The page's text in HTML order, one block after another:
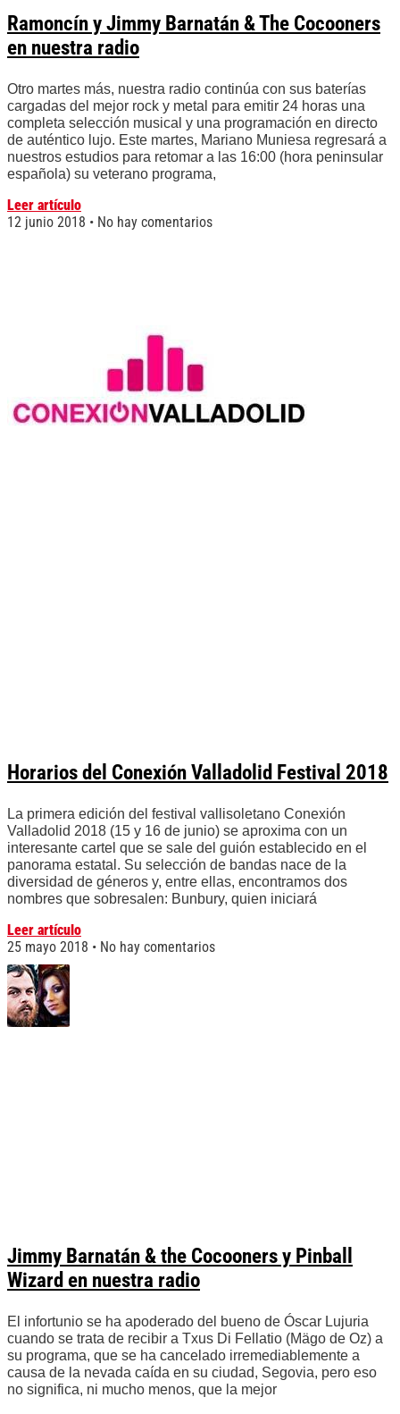
Ramoncín y Jimmy Barnatán & The Cocooners
en nuestra radio
Otro martes más, nuestra radio continúa con sus baterías
cargadas del mejor rock y metal para emitir 24 horas una
completa selección musical y una programación en directo
de auténtico lujo. Este martes, Mariano Muniesa regresará a
nuestros estudios para retomar a las 16:00 (hora peninsular
española) su veterano programa,
Leer artículo
12 junio 2018
No hay comentarios
Horarios del Conexión Valladolid Festival 2018
La primera edición del festival vallisoletano Conexión
Valladolid 2018 (15 y 16 de junio) se aproxima con un
interesante cartel que se sale del guión establecido en el
panorama estatal. Su selección de bandas nace de la
diversidad de géneros y, entre ellas, encontramos dos
nombres que sobresalen: Bunbury, quien iniciará
Leer artículo
25 mayo 2018
No hay comentarios
Jimmy Barnatán & the Cocooners y Pinball
Wizard en nuestra radio
El infortunio se ha apoderado del bueno de Óscar Lujuria
cuando se trata de recibir a Txus Di Fellatio (Mägo de Oz) a
su programa, que se ha cancelado irremediablemente a
causa de la nevada caída en su ciudad, Segovia, pero eso
no significa, ni mucho menos, que la mejor